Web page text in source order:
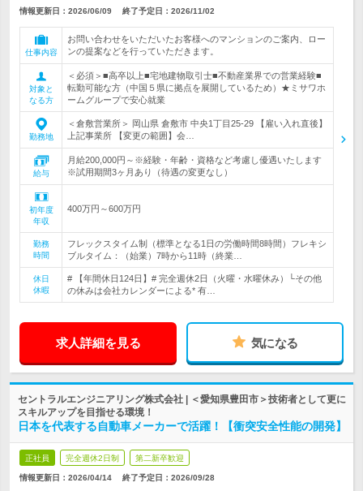
情報更新日：2026/06/09 終了予定日： 2026/11/02
仕事内容
お問い合わせをいただいたお客様へのマンションのご案内、ロー
ンの提案などを行っていただきます。
対象と
なる方
＜必須＞■高卒以上■宅地建物取引士■不動産業界での営業経験■
転勤可能な方（中国５県に拠点を展開しているため）★ミサワホ
ームグループで安心就業
勤務地
＜倉敷営業所＞ 岡山県 倉敷市 中央1丁目25-29 【雇い入れ直後】
上記事業所 【変更の範囲】会…
給与
月給200,000円～※経験・年齢・資格など考慮し優遇いたします
※試用期間3ヶ月あり（待遇の変更なし）
初年度
年収
400万円～600万円
勤務
時間
フレックスタイム制（標準となる1日の労働時間8時間）フレキシ
ブルタイム：（始業）7時から11時（終業…
休日
休暇
# 【年間休日124日】# 完全週休2日（火曜・水曜休み）└その他
の休みは会社カレンダーによる* 有…
求人詳細を見る 気になる
セントラルエンジニアリング株式会社 | ＜愛知県豊田市＞技術者として更に
スキルアップを目指せる環境！
日本を代表する自動車メーカーで活躍！【衝突安全性能の開発】
正社員 完全週休2日制 第二新卒歓迎
情報更新日：2026/04/14 終了予定日： 2026/09/28